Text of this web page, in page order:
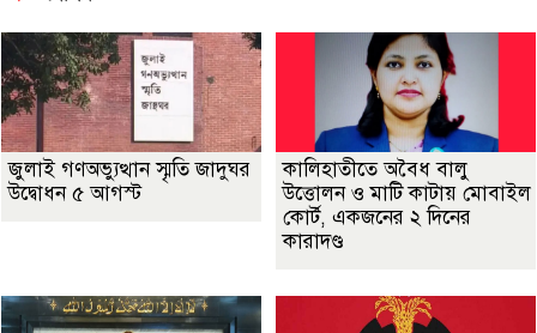
জুলাই গণঅভ্যুত্থান স্মৃতি জাদুঘর
উদ্বোধন ৫ আগস্ট
কালিহাতীতে অবৈধ বালু
উত্তোলন ও মাটি কাটায় মোবাইল
কোর্ট, একজনের ২ দিনের
কারাদণ্ড